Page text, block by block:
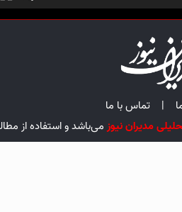
| تماس با ما
مدیران نیوز می‌باشد و استفاده از